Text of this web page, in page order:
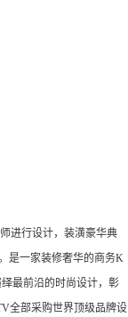
进行设计，装潢豪华典
是一家装修奢华的商务K
最前沿的时尚设计，彰
全部采购世界顶级品牌设